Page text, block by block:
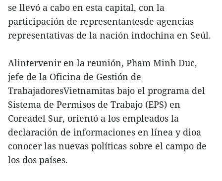
se llevó a cabo en esta capital, con la
participación de representantesde agencias
representativas de la nación indochina en Seúl.
Alintervenir en la reunión, Pham Minh Duc,
jefe de la Oficina de Gestión de
TrabajadoresVietnamitas bajo el programa del
Sistema de Permisos de Trabajo (EPS) en
Coreadel Sur, orientó a los empleados la
declaración de informaciones en línea y dioa
conocer las nuevas políticas sobre el campo de
los dos países.